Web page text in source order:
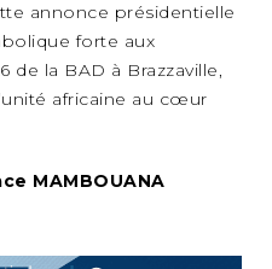
annonce présidentielle
forte aux
de la BAD à Brazzaville,
africaine au cœur
MAMBOUANA